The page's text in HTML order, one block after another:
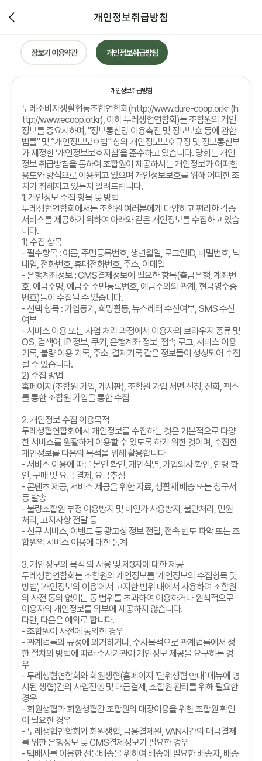
개인정보취급방침
장보기 이용약관 개인정보취급방침
개인정보취급방침
두레소비자생활협동조합연합회 (http://www.dure-coop.or.kr (h
ttp://www.ecoop.or.kr), 이하 두레생협연합회 )는 조합원의 개인
정보를 중요시하며, "정보통신망 이용촉진 및 정보보호 등에 관한
법률" 및“개인정보보호법”상의 개인정보보호규정 및 정보통신부
가 제정한‘개인정보보호지침’을 준수하고 있습니다. 당회는 개인
정보 취급방침을 통하여 조합원이 제공하시는 개인정보가 어떠한
용도와 방식으로 이용되고 있으며 개인정보보호를 위해 어떠한 조
치가 취해지고 있는지 알려드립니다.
1.개인정보 수집 항목 및 방법
두레생협연합회에서는 조합원 여러분에게 다양하고 편리한 각종
서비스를 제공하기 위하여 아래와 같은 개인정보를 수집하고 있습
니다.
1) 수집 항목
-필수항목 : 이름,주민등록번호,생년월일,로그인ID, 비밀번호, 닉
네임, 전화번호,휴대전화번호,주소, 이메일
-은행계좌정보 : CMS결제정보에 필요한 항목(출금은행,계좌번
호, 예금주명, 예금주 주민등록번호, 예금주와의 관계 , 현금영수증
번호)들이 수집될 수 있습니다.
- 선택 항목 : 가입동기 ,희망활동,뉴스레터 수신여부, SMS수신
여부
-서비스 이용 또는 사업 처리 과정에서 이용자의 브라우저 종류 및
OS, 검색어, IP 정보,쿠키 ,은행계좌 정보, 접속 로그,서비스 이용
기록,불량 이용 기록,주소, 결제기록 같은 정보들이 생성되어 수집
될 수 있습니다.
2) 수집 방법
홈페이지 (조합원 가입,게시판),조합원 가입 서면 신청, 전화, 팩스
를 통한 조합원 가입을 통한 수집
2.개인정보 수집 이용목적
두레생협연합회에서 개인정보를 수집하는 것은 기본적으로 다양
한 서비스를 원활하게 이용할 수 있도록 하기 위한 것이며,수집한
개인정보를 다음의 목적을 위해 활용합니다
-서비스 이용에 따른 본인 확인,개인식별, 가입의사 확인, 연령 확
인,구매 및 요금 결제 ,요금추심
-콘텐츠 제공,서비스 제공을 위한 자료,생활재 배송 또는 청구서
등 발송
-불량조합원 부정 이용방지 및 비인가 사용방지 ,불만처리 , 민원
처리 ,고지사항 전달 등
- 신규 서비스, 이벤트 등 광고성 정보 전달, 접속 빈도 파악 또는 조
합원의 서비스 이용에 대한 통계
3.개인정보의 목적 외 사용 및 제3자에 대한 제공
두레생협연합회는 조합원의 개인정보를'개인정보의 수집항목 및
방법', '개인정보의 이용'에서 고지한 범위 내에서 사용하며 조합원
의 사전 동의 없이는 동 범위를 초과하여 이용하거나 원칙적으로
이용자의 개인정보를 외부에 제공하지 않습니다.
다만, 다음은 예외로 합니다.
-조합원이 사전에 동의한 경우
-관계법률의 규정에 의거하거나,수사목적으로 관계법률에서 정
한 절차와 방법에 따라 수사기관이 개인정보 제공을 요구하는 경
우
-두레생협연합회와 회원생협(홈페이지 ‘단위생협 안내’ 메뉴에 명
시된 생협)간의 사업진행 및 대금결제 ,조합원 관리를 위해 필요한
경우
- 회원생협과 회원생협간 조합원의 매장이용을 위한 조합원 확인
이 필요한 경우
-두레생협연합회와 회원생협,금융결제원, VAN사간의 대금결제
를 위한 은행정보 및CMS결제정보가 필요한 경우
- 택배사를 이용한 선물배송을 위하여 배송에 필요한 배송자, 배송